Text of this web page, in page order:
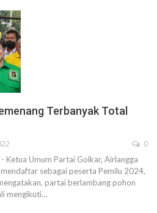
Terbanyak Total
0
Ketua Umum Partai Golkar, Airlangga
sebagai peserta Pemilu 2024,
partai berlambang pohon
mengikuti…